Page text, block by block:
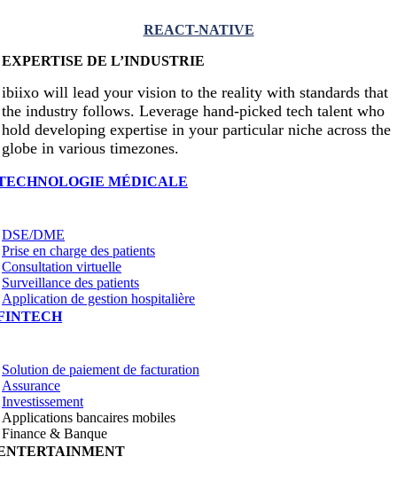
REACT-NATIVE
EXPERTISE DE L’INDUSTRIE
ibiixo will lead your vision to the reality with standards that
the industry follows. Leverage hand-picked tech talent who
hold developing expertise in your particular niche across the
globe in various timezones.
MÉDICALE
DSE/DME
Prise en charge des patients
Consultation virtuelle
Surveillance des patients
Application de gestion hospitalière
Solution de paiement de facturation
Assurance
Investissement
Applications bancaires mobiles
Finance & Banque